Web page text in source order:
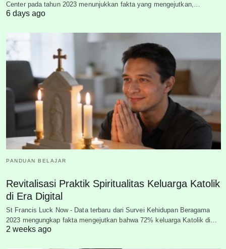
Center pada tahun 2023 menunjukkan fakta yang mengejutkan,…
6 days ago
PANDUAN BELAJAR
Revitalisasi Praktik Spiritualitas Keluarga Katolik
di Era Digital
St Francis Luck Now - Data terbaru dari Survei Kehidupan Beragama
2023 mengungkap fakta mengejutkan bahwa 72% keluarga Katolik di…
2 weeks ago